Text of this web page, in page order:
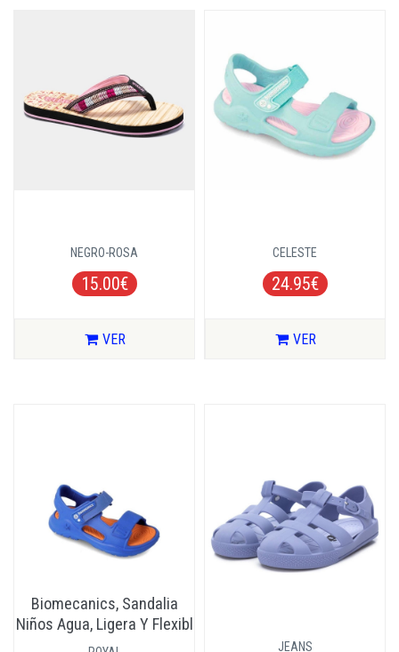
NEGRO-ROSA
15.00€
VER
CELESTE
24.95€
VER
Biomecanics, Sandalia
Niños Agua, Ligera Y Flexibl
JEANS